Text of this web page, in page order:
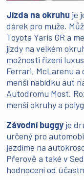
Jízda na okruhu je
dárek pro muže.
Toyota Yaris GR a
jízdy na velkém
možnosti řízení
Ferrari, McLarenu a
menší nabídku aut
Autodromu Most.
menší okruhy a
Závodní buggy je
určený pro
jezdíme na
Přerově a také v
hodnocení od